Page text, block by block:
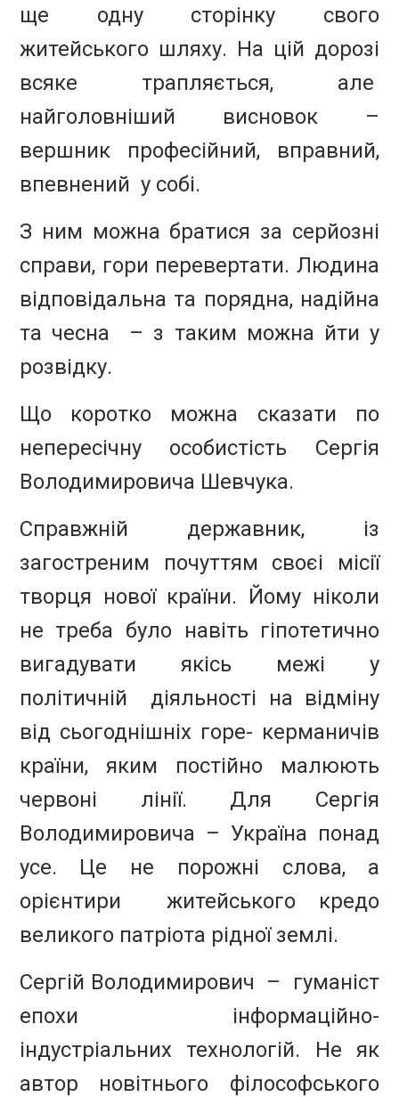
ще одну сторінку свого
житейського шляху. На цій дорозі
всяке трапляється, але
найголовніший висновок –
вершник професійний, вправний,
впевнений у собі.
З ним можна братися за серйозні
справи, гори перевертати. Людина
відповідальна та порядна, надійна
та чесна – з таким можна йти у
розвідку.
Що коротко можна сказати по
непересічну особистість Сергія
Володимировича Шевчука.
Справжній державник, із
загостреним почуттям своєі місії
творця нової країни. Йому ніколи
не треба було навіть гіпотетично
вигадувати якісь межі у
політичній діяльності на відміну
від сьогоднішніх горе- керманичів
країни, яким постійно малюють
червоні лінії. Для Сергія
Володимировича – Україна понад
усе. Це не порожні слова, а
орієнтири житейського кредо
великого патріота рідної землі.
Сергій Володимирович – гуманіст
епохи інформаційно-
індустріальних технологій. Не як
автор новітнього філософського